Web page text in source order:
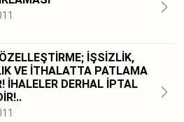
İŞSİZLİK,
VE İTHALATTA PATLAMA
İHALELER DERHAL İPTAL